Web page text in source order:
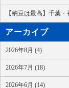
【納豆は最高】千葉
アーカイブ
2026年8月 (4)
2026年7月 (18)
2026年6月 (14)